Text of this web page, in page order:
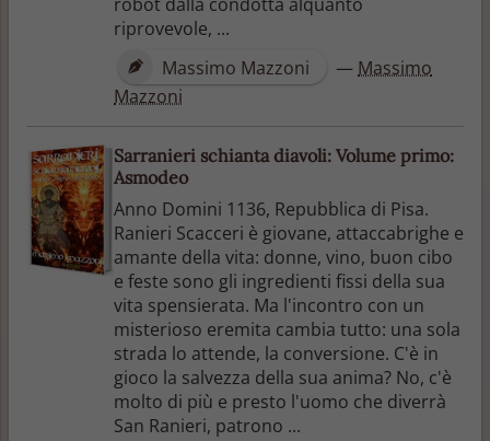
riprovevole, ...
Massimo Mazzoni
— Massimo
Mazzoni
Sarranieri schianta diavoli: Volume primo:
Asmodeo
Anno Domini 1136, Repubblica di Pisa.
Ranieri Scacceri è giovane, attaccabrighe e
amante della vita: donne, vino, buon cibo
e feste sono gli ingredienti fissi della sua
vita spensierata. Ma l'incontro con un
misterioso eremita cambia tutto: una sola
strada lo attende, la conversione. C'è in
gioco la salvezza della sua anima? No, c'è
molto di più e presto l'uomo che diverrà
San Ranieri, patrono ...